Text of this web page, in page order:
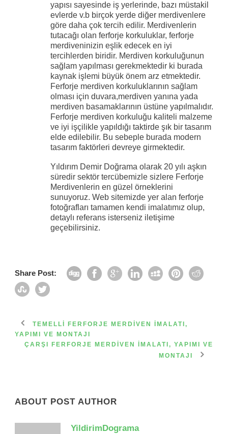
yapısı sayesinde iş yerlerinde, bazı müstakil
evlerde v.b birçok yerde diğer merdivenlere
göre daha çok tercih edilir. Merdivenlerin
tutacağı olan ferforje korkuluklar, ferforje
merdiveninizin eşlik edecek en iyi
tercihlerden biridir. Merdiven korkuluğunun
sağlam yapılması gerekmektedir ki burada
kaynak işlemi büyük önem arz etmektedir.
Ferforje merdiven korkuluklarının sağlam
olması için duvara,merdiven yanına yada
merdiven basamaklarının üstüne yapılmalıdır.
Ferforje merdiven korkuluğu kaliteli malzeme
ve iyi işçilikle yapıldığı taktirde şık bir tasarım
elde edilebilir. Bu sebeple burada modern
tasarım faktörleri devreye girmektedir.
Yıldırım Demir Doğrama olarak 20 yılı aşkın
süredir sektör tercübemizle sizlere Ferforje
Merdivenlerin en güzel örneklerini
sunuyoruz. Web sitemizde yer alan ferforje
fotoğrafları tamamen kendi imalatımız olup,
detaylı referans isterseniz iletişime
geçebilirsiniz.
Share Post:
TEMELLI FERFORJE MERDIVEN İMALATI,
YAPIMI VE MONTAJI
ÇARŞI FERFORJE MERDIVEN İMALATI, YAPIMI VE
MONTAJI
ABOUT POST AUTHOR
YildirimDograma